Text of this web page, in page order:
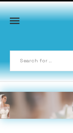
Skip
to
content